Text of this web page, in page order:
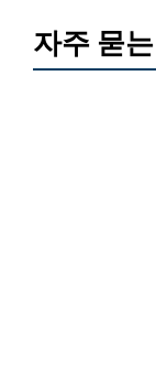
자주 묻